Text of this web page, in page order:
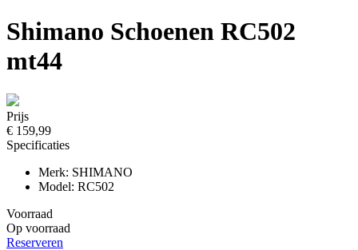
Shimano Schoenen RC502
mt44
Prijs
€ 159,99
Specificaties
Merk: SHIMANO
Model: RC502
Voorraad
Op voorraad
Reserveren